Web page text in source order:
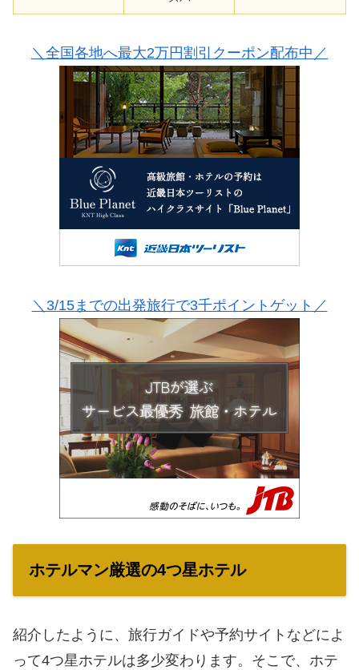
＼全国各地へ最大2万円割引クーポン配布中／
＼3/15までの出発旅行で3千ポイントゲット／
ホテルマン厳選の4つ星ホテル
紹介したように、旅行ガイドや予約サイトなどによ
って4つ星ホテルは多少変わります。そこで、ホテ